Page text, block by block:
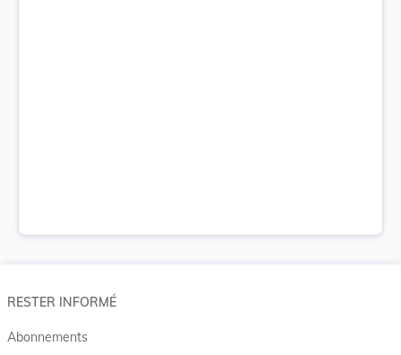
RESTER INFORMÉ
Abonnements